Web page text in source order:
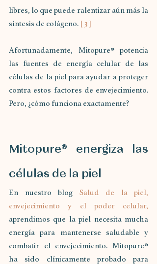
libres, lo que puede ralentizar aún más la
síntesis de colágeno. [ 3 ]
Afortunadamente, Mitopure® potencia
las fuentes de energía celular de las
células de la piel para ayudar a proteger
contra estos factores de envejecimiento.
Pero, ¿cómo funciona exactamente?
Mitopure® energiza las
células de la piel
En nuestro blog Salud de la piel,
envejecimiento y el poder celular,
aprendimos que la piel necesita mucha
energía para mantenerse saludable y
combatir el envejecimiento. Mitopure®
ha sido clínicamente probado para